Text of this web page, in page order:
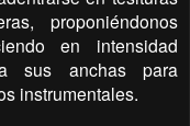
proponiéndonos
en intensidad
sus anchas para
instrumentales.